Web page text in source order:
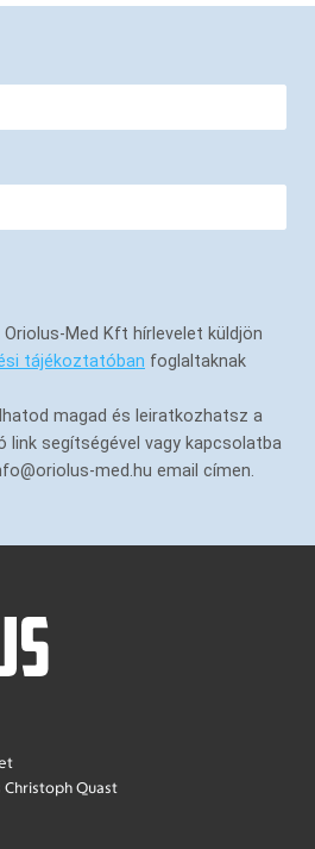
Med Kft hírlevelet küldjön
tájékoztatóban foglaltaknak
magad és leiratkozhatsz a
link segítségével vagy kapcsolatba
med.hu email címen.
Christoph Quast